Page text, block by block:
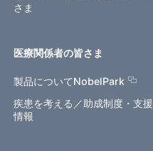
さま
医療関係者の皆さま
製品についてNobelPark
疾患を考える／助成制度・支援
情報